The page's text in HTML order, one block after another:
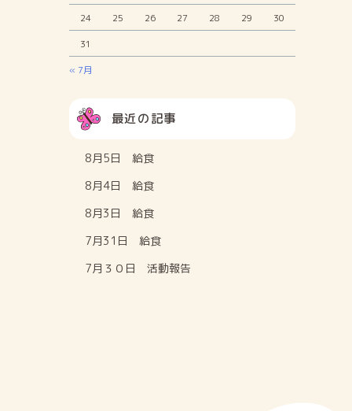
« 7月
24 25 26 27 28 29 30
31
最近の記事
8月5日 給食
8月4日 給食
8月3日 給食
7月31日 給食
7月３０日 活動報告